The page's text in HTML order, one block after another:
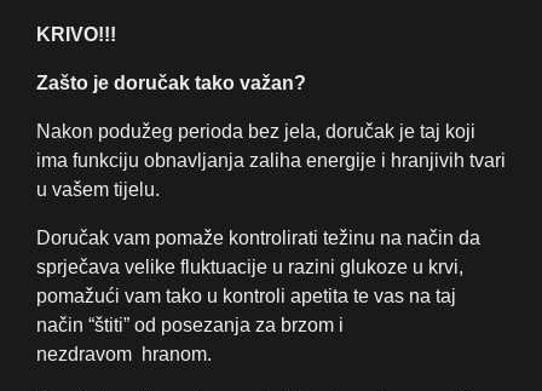
KRIVO!!!
Zašto je doručak tako važan?
Nakon podužeg perioda bez jela, doručak je taj koji
ima funkciju obnavljanja zaliha energije i hranjivih tvari
u vašem tijelu.
Doručak vam pomaže kontrolirati težinu na način da
sprječava velike fluktuacije u razini glukoze u krvi,
pomažući vam tako u kontroli apetita te vas na taj
način “štiti” od posezanja za brzom i
nezdravom hranom.